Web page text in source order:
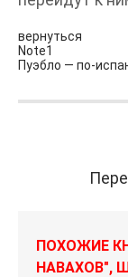
вернуться
Note1
Пуэбло — по-
ПОХОЖИЕ
НАВАХОВ",